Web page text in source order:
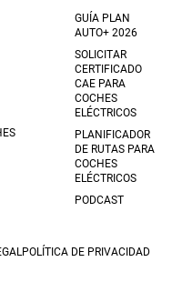
GUÍA PLAN
AUTO+ 2026
SOLICITAR
CERTIFICADO
CAE PARA
COCHES
ELÉCTRICOS
PLANIFICADOR
DE RUTAS PARA
COCHES
ELÉCTRICOS
PODCAST
POLÍTICA DE PRIVACIDAD